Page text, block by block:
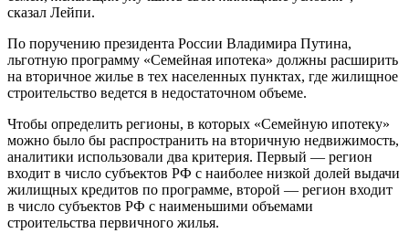
сказал Лейпи.
По поручению президента России Владимира Путина,
льготную программу «Семейная ипотека» должны расширить
на вторичное жилье в тех населенных пунктах, где жилищное
строительство ведется в недостаточном объеме.
Чтобы определить регионы, в которых «Семейную ипотеку»
можно было бы распространить на вторичную недвижимость,
аналитики использовали два критерия. Первый — регион
входит в число субъектов РФ с наиболее низкой долей выдачи
жилищных кредитов по программе, второй — регион входит
в число субъектов РФ с наименьшими объемами
строительства первичного жилья.